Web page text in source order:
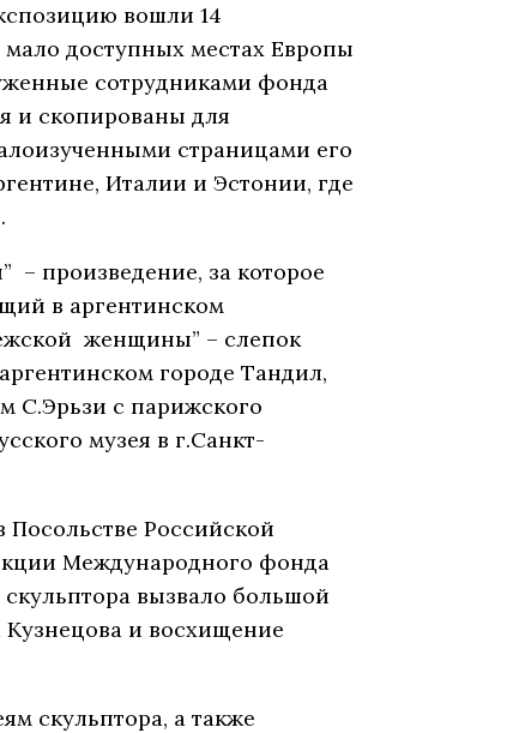
вошли 14
доступных местах Европы
сотрудниками фонда
и скопированы для
страницами его
Италии и Эстонии, где
– произведение, за которое
в аргентинском
женщины” – слепок
городе Тандил,
С.Эрьзи с парижского
музея в г.Санкт-
Посольстве Российской
Международного фонда
вызвало большой
и восхищение
скульптора, а также